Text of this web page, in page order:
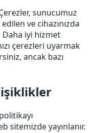
sunucumuz
ve cihazınızda
Daha iyi hizmet
çerezleri uyarmak
ancak bazı
sitemizde yayınlanır.